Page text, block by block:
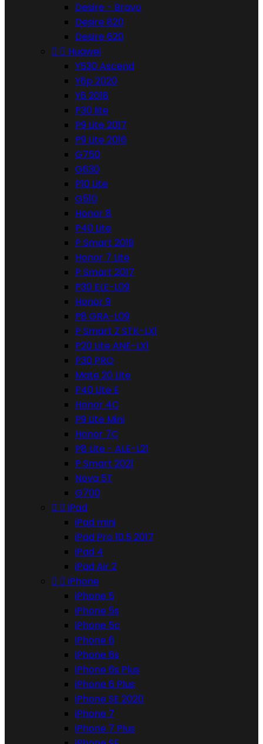
Desire - Bravo
Desire 820
Desire 620
  Huawei
Y530 Ascend
Y6p 2020
Y6 2018
P30 lite
P9 Lite 2017
P9 Lite 2016
G750
G630
P10 Lite
G510
Honor 8
P40 Lite
P Smart 2019
Honor 7 Lite
P Smart 2017
P30 ELE-L09
Honor 9
P8 GRA-L09
P Smart Z STK-LX1
P20 Lite ANE-LX1
P30 PRO
Mate 20 Lite
P40 Lite E
Honor 4C
P9 Lite Mini
Honor 7C
P8 Lite - ALE-L21
P Smart 2021
Nova 5T
G700
  iPad
iPad mini
iPad Pro 10.5 2017
iPad 4
iPad Air 2
  iPhone
iPhone 5
iPhone 5s
iPhone 5c
iPhone 6
iPhone 6s
iPhone 6s Plus
iPhone 6 Plus
iPhone SE 2020
iPhone 7
iPhone 7 Plus